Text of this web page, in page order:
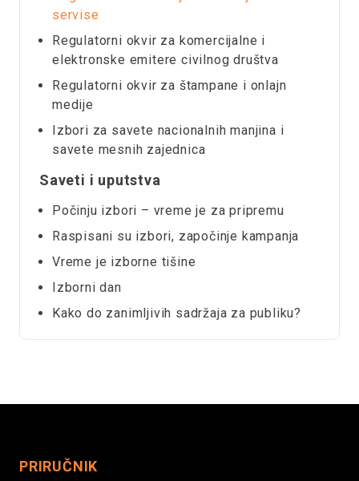
servise
Regulatorni okvir za komercijalne i
elektronske emitere civilnog društva
Regulatorni okvir za štampane i onlajn
medije
Izbori za savete nacionalnih manjina i
savete mesnih zajednica
Saveti i uputstva
Počinju izbori – vreme je za pripremu
Raspisani su izbori, započinje kampanja
Vreme je izborne tišine
Izborni dan
Kako do zanimljivih sadržaja za publiku?
PRIRUČNIK